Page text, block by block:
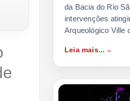
da Bacia do Rio
intervenções
Arqueológico Ville
Leia mais...